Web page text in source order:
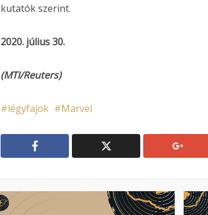
kutatók szerint.
2020. július 30.
(MTI/Reuters)
légyfajok Marvel